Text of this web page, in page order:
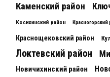
Каменский район
Косихинский район Красногорский
Краснощековский район
Локтевский район
Новичихинский район